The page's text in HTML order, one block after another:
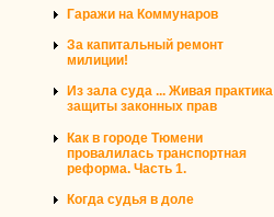
Гаражи на Коммунаров
За капитальный ремонт
милиции!
Из зала суда ... Живая практика
защиты законных прав
Как в городе Тюмени
провалилась транспортная
реформа. Часть 1.
Когда судья в доле